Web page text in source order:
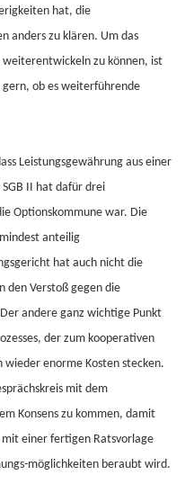
hat, die
anders zu klären. Um das
zu können, ist
gern, ob es weiterführende
Leistungsgewährung aus einer
II hat dafür drei
Optionskommune war. Die
anteilig
hat auch nicht die
den Verstoß gegen die
andere ganz wichtige Punkt
der zum kooperativen
enorme Kosten stecken.
mit dem
Konsens zu kommen, damit
mit einer fertigen Ratsvorlage
möglichkeiten beraubt wird.